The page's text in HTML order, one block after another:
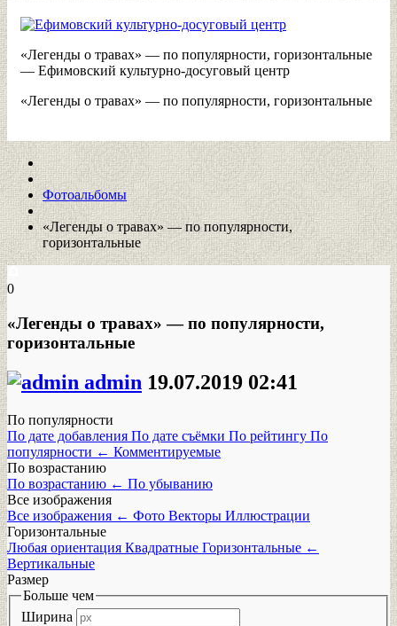
«Легенды о травах» — по популярности, горизонтальные
— Ефимовский культурно-досуговый центр
«Легенды о травах» — по популярности, горизонтальные
Фотоальбомы
«Легенды о травах» — по популярности,
горизонтальные
0
«Легенды о травах» — по популярности,
горизонтальные
admin 19.07.2019 02:41
По популярности
По дате добавления По дате съёмки По рейтингу По
популярности ← Комментируемые
По возрастанию
По возрастанию ← По убыванию
Все изображения
Все изображения ← Фото Векторы Иллюстрации
Горизонтальные
Любая ориентация Квадратные Горизонтальные ←
Вертикальные
Размер
Больше чем
Ширина